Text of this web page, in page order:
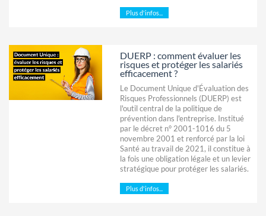
Plus d'infos...
DUERP : comment évaluer les
risques et protéger les salariés
efficacement ?
Le Document Unique d'Évaluation des
Risques Professionnels (DUERP) est
l'outil central de la politique de
prévention dans l'entreprise. Institué
par le décret n° 2001-1016 du 5
novembre 2001 et renforcé par la loi
Santé au travail de 2021, il constitue à
la fois une obligation légale et un levier
stratégique pour protéger les salariés.
Plus d'infos...